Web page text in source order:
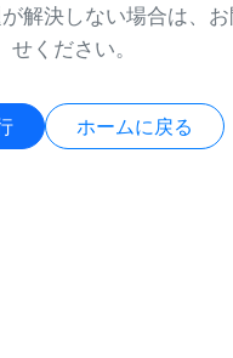
解決しない場合は、
せください。
ホームに戻る